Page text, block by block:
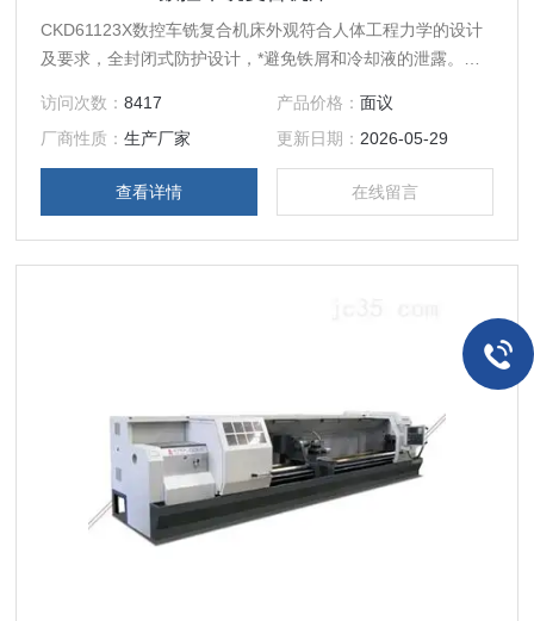
CKD61123X数控车铣复合机床外观符合人体工程力学的设计
及要求，全封闭式防护设计，*避免铁屑和冷却液的泄露。机
工作不停机，特别适用于24小时工作制生产线。
访问次数：8417 产品价格： 面议
厂商性质：生产厂家 更新日期： 2026-05-29
查看详情 在线留言